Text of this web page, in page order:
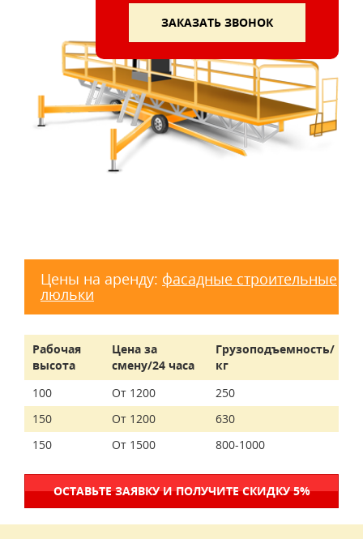
Цены на аренду: фасадные строительные
люльки
Рабочая
высота
Цена за
смену/24 часа
Грузоподъемность/
кг
100
От 1200
250
150
От 1200
630
150
От 1500 800-1000
ОСТАВЬТЕ ЗАЯВКУ И ПОЛУЧИТЕ СКИДКУ 5%
ЗАКАЗАТЬ ЗВОНОК